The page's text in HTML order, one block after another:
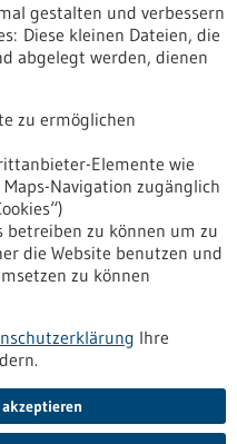
gestalten und verbessern
Diese kleinen Dateien, die
abgelegt werden, dienen
zu ermöglichen
Elemente wie
Navigation zugänglich
betreiben zu können um zu
die Website benutzen und
zu können
Ihre